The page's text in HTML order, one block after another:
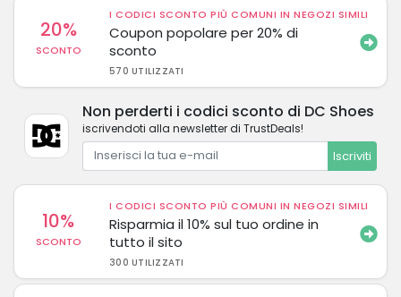
20%
SCONTO
I CODICI SCONTO PIÙ COMUNI IN NEGOZI SIMILI
Coupon popolare per 20% di
sconto
570 UTILIZZATI
Non perderti i codici sconto di DC Shoes
iscrivendoti alla newsletter di TrustDeals!
Iscriviti
10%
SCONTO
I CODICI SCONTO PIÙ COMUNI IN NEGOZI SIMILI
Risparmia il 10% sul tuo ordine in
tutto il sito
300 UTILIZZATI